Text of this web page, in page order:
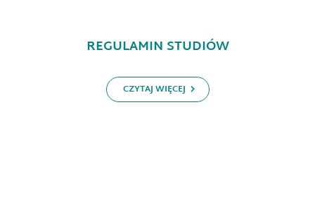
REGULAMIN STUDIÓW
CZYTAJ WIĘCEJ